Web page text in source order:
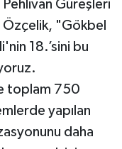
Güreşleri
Özçelik, "Gökbel
18.’sini bu
toplam 750
yapılan
daha